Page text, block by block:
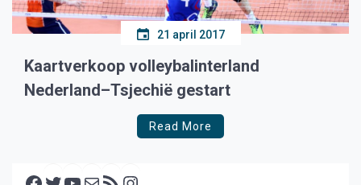
21 april 2017
Kaartverkoop volleybalinterland
Nederland–Tsjechië gestart
Read More
Facebook Twitter YouTube E-mail RSS feed